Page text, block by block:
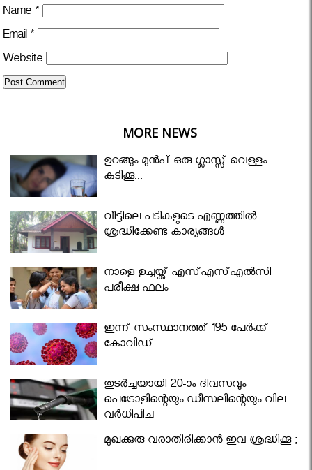
Name *
Email *
Website
MORE NEWS
ഉറങ്ങും മുന്‍പ് ഒരു ഗ്ലാസ്സ് വെള്ളം
കുടിക്കൂ...
വീട്ടിലെ പടികളുടെ എണ്ണത്തിൽ
ശ്രദ്ധിക്കേണ്ട കാര്യങ്ങൾ
നാളെ ഉച്ചയ്ക്ക് എസ്എസ്എല്‍സി
പരീക്ഷ ഫലം
ഇന്ന് സംസ്ഥാനത്ത് 195 പേര്‍ക്ക്
കോവിഡ് ...
തുടർച്ചയായി 20-ാം ദിവസവും
പെട്രോളിന്റെയും ഡീസലിന്റെയും വില
വര്‍ധിപ്പിച്ചു
മുഖക്കുരു വരാതിരിക്കാന്‍ ഇവ ശ്രദ്ധിക്കൂ ;